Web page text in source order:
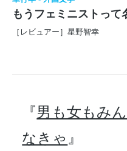
もうフェミニストって
［レビュアー］星野智幸
『男も女もみ
なきゃ 』